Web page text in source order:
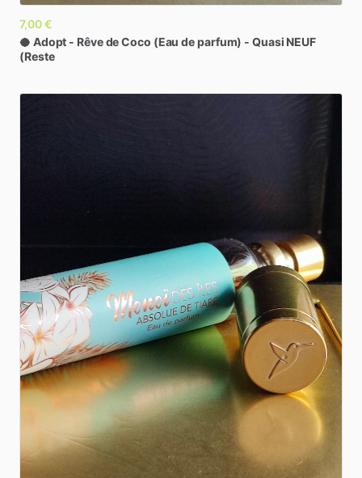
7,00 €
🥥 Adopt - RêvedeCoco (Eau deparfum) - Quasi NEUF
(Reste